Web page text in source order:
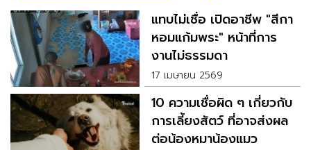
แทบไม่เชื่อ เปิดอาชีพ "สีกา
หอมแก้มพระ" หน้าที่การ
งานไม่ธรรมดา
17 เมษายน 2569
10 ความเชื่อผิด ๆ เกี่ยวกับ
การเลี้ยงสัตว์ ที่อาจส่งผล
ต่อน้องหมาน้องแมว